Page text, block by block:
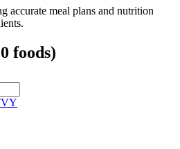
accurate meal plans and nutrition
foods)
VY